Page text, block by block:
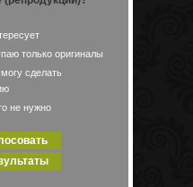
только оригиналы
сделать
не нужно